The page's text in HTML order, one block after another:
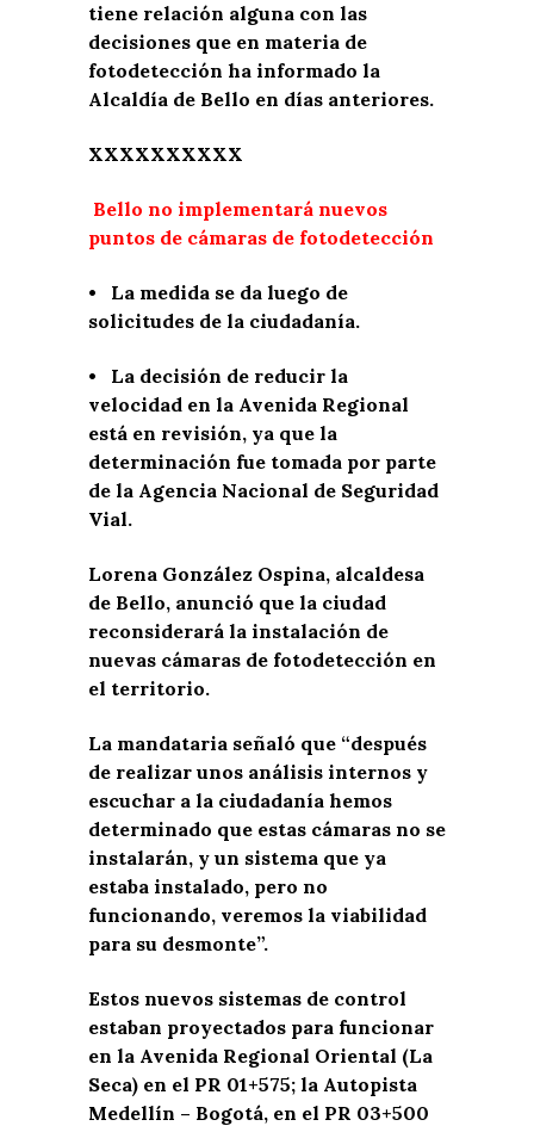
tiene relación alguna con las
decisiones que en materia de
fotodetección ha informado la
Alcaldía de Bello en días anteriores.
XXXXXXXXXX
Bello no implementará nuevos
puntos de cámaras de fotodetección
• La medida se da luego de
solicitudes de la ciudadanía.
• La decisión de reducir la
velocidad en la Avenida Regional
está en revisión, ya que la
determinación fue tomada por parte
de la Agencia Nacional de Seguridad
Vial.
Lorena González Ospina, alcaldesa
de Bello, anunció que la ciudad
reconsiderará la instalación de
nuevas cámaras de fotodetección en
el territorio.
La mandataria señaló que “después
de realizar unos análisis internos y
escuchar a la ciudadanía hemos
determinado que estas cámaras no se
instalarán, y un sistema que ya
estaba instalado, pero no
funcionando, veremos la viabilidad
para su desmonte”.
Estos nuevos sistemas de control
estaban proyectados para funcionar
en la Avenida Regional Oriental (La
Seca) en el PR 01+575; la Autopista
Medellín – Bogotá, en el PR 03+500